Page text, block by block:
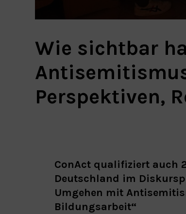
Wie sichtbar
Perspektiven,
ConAct qualifiziert auch
Deutschland im
Umgehen mit
Bildungsarbeit“